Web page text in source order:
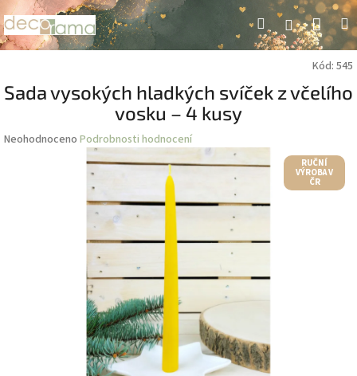
Přejít
na
obsah
HledatPřihlášení
Kód: 545
Sada vysokých hladkých svíček z včelího
vosku – 4 kusy
Průměrné
Neohodnoceno Podrobnosti hodnocení
RUČNÍ
VÝROBA V
ČR